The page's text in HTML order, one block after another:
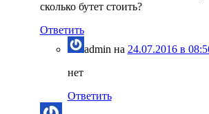
сколько бутет стоить?
Ответить
admin на 24.07.2016 в
нет
Ответить